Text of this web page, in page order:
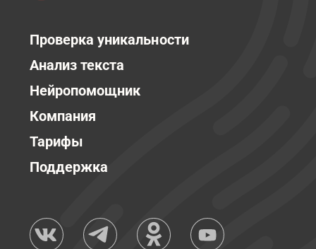
Проверка уникальности
Анализ текста
Нейропомощник
Компания
Тарифы
Поддержка